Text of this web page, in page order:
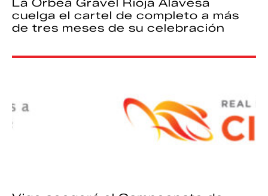
La Orbea Gravel Rioja Alavesa
cuelga el cartel de completo a más
de tres meses de su celebración